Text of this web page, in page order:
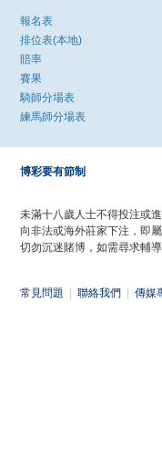
報名表
排位表(本地)
賠率
賽果
騎師分場表
練馬師分場表
博彩要有節制
未滿十八歲人士不得投注或進
向非法或海外莊家下注，即
切勿沉迷賭博，如需尋求輔
常見問題 聯絡我們 傳媒